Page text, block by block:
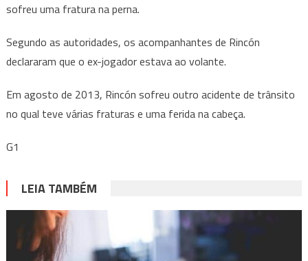
sofreu uma fratura na perna.
Segundo as autoridades, os acompanhantes de Rincón
declararam que o ex-jogador estava ao volante.
Em agosto de 2013, Rincón sofreu outro acidente de trânsito
no qual teve várias fraturas e uma ferida na cabeça.
G1
LEIA TAMBÉM